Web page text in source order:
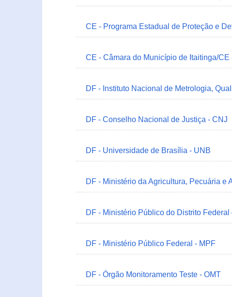
CE - Programa Estadual de Proteção e
CE - Câmara do Município de Itaitinga/CE
DF - Instituto Nacional de Metrologia,
DF - Conselho Nacional de Justiça - CNJ
DF - Universidade de Brasília - UNB
DF - Ministério da Agricultura, Pecuária e
DF - Ministério Público do Distrito Federal
DF - Ministério Público Federal - MPF
DF - Órgão Monitoramento Teste - OMT